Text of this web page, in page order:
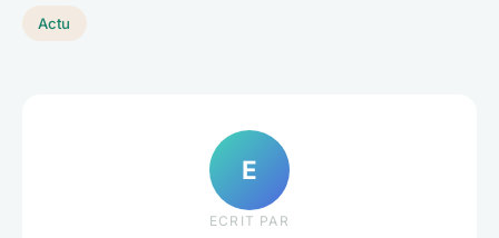
Actu
E
ECRIT PAR